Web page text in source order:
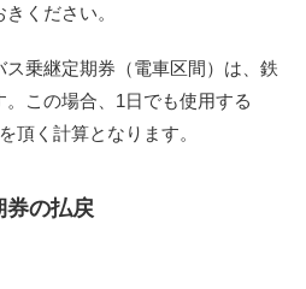
ください。
ス乗継定期券（電車区間）は、鉄
この場合、1日でも使用する
頂く計算となります。
券の払戻